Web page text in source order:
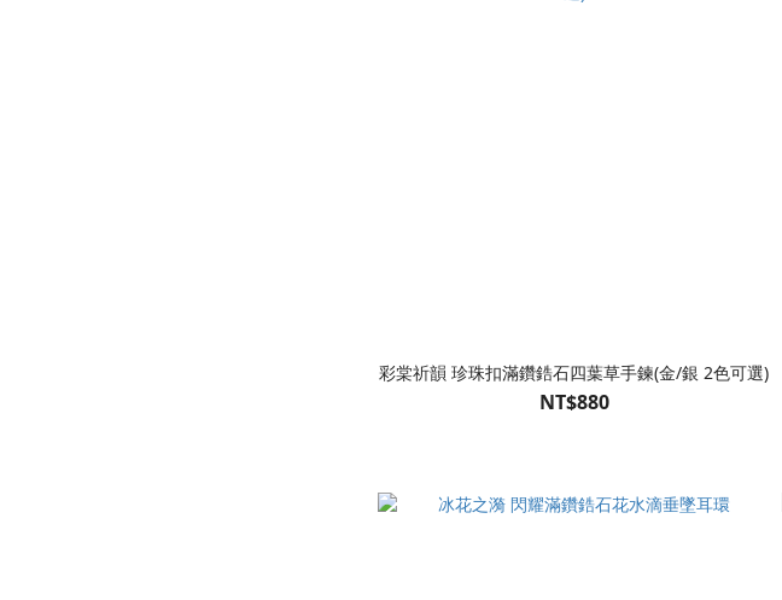
彩棠祈韻 珍珠扣滿鑽鋯石四葉草手鍊(金/銀 2色可選)
NT$880